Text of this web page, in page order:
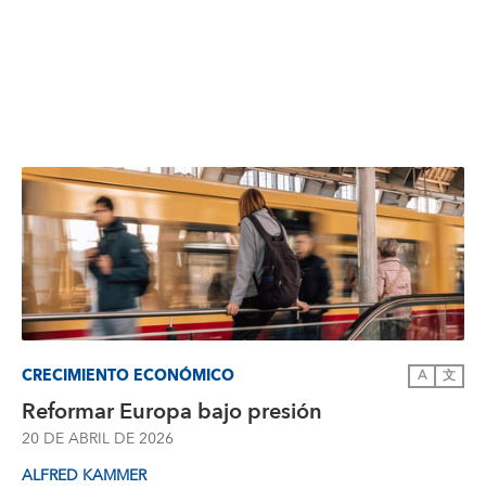
CRECIMIENTO ECONÓMICO A 文
Reformar Europa bajo presión
20 DE ABRIL DE 2026
ALFRED KAMMER